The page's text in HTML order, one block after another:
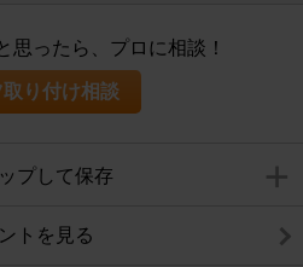
思ったら、プロに相談！
り付け相談
プして保存
トを見る